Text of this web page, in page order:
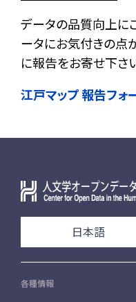
データの品質向上に
ータにお気付きの点
に報告をお寄せ下さ
江戸マップ 報告フォ
日本語
各種情報